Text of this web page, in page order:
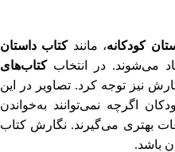
کودکانه، مانندکتاب داستان
می‌شوند. در انتخابکتابهای
نیز توجه کرد. تصاویر در این
اگرچه نمی‌توانند به‌خواندن
بهتری می‌گیرند. نگارش کتاب
باشد.